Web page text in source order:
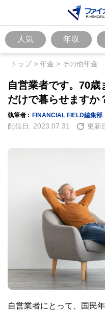
人気 年収
トップ> 年金 > その他年金
自営業者です。70歳
だけで暮らせますか
執筆者 : FINANCIAL FIELD編集部
配信日: 2023.07.31 更新
自営業者にとって、国民